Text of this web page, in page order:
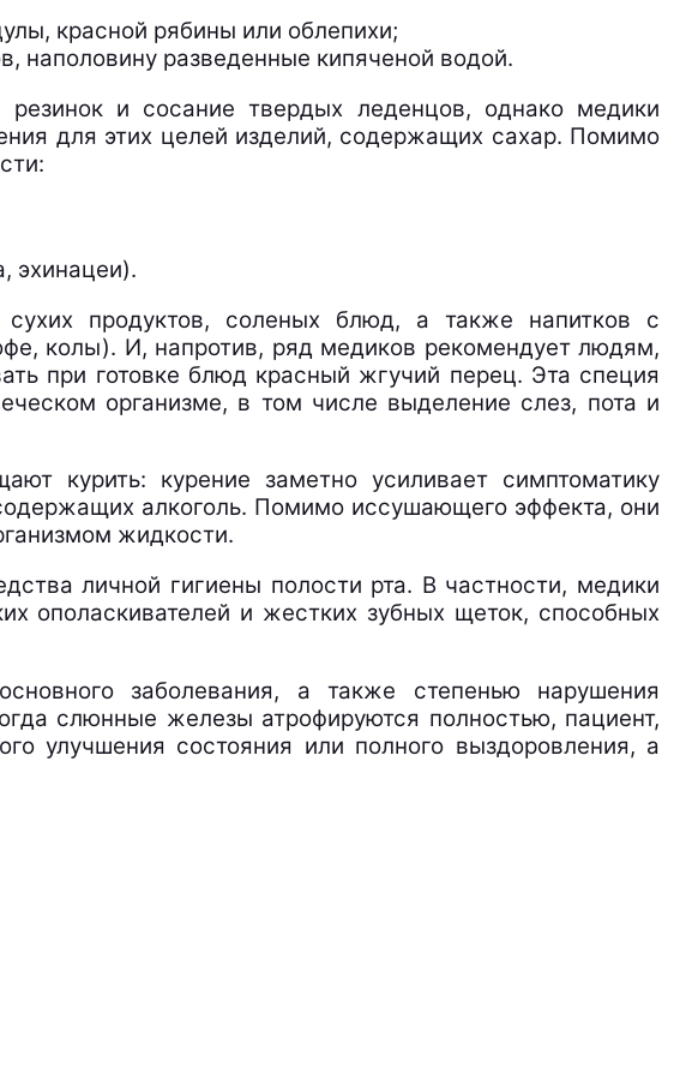
красной рябины или облепихи;
наполовину разведенные кипяченой водой.
и сосание твердых леденцов, однако медики
для этих целей изделий, содержащих сахар. Помимо
эхинацеи).
продуктов, соленых блюд, а также напитков с
колы). И, напротив, ряд медиков рекомендует людям,
при готовке блюд красный жгучий перец. Эта специя
организме, в том числе выделение слез, пота и
курить: курение заметно усиливает симптоматику
алкоголь. Помимо иссушающего эффекта, они
жидкости.
личной гигиены полости рта. В частности, медики
ополаскивателей и жестких зубных щеток, способных
заболевания, а также степенью нарушения
слюнные железы атрофируются полностью, пациент,
улучшения состояния или полного выздоровления, а